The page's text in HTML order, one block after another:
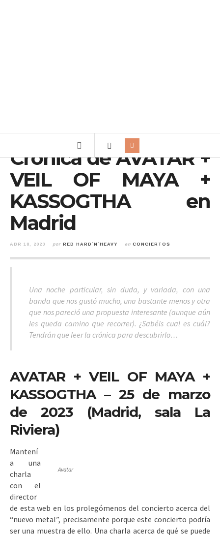
Crónica de AVATAR +
VEIL OF MAYA +
KASSOGTHA en
Madrid
ABR 18, 2023 por RED HARD´N´HEAVY en CONCIERTOS
Una noche particular, sin duda, y variada, con una
banda que nos gustó mucho, una bastante menos y otra
que nos pareció una propuesta interesante (aunque aún
les queda camino que recorrer). ¿Sabéis cual es cuál?
Tendrán que leer la crónica para descubrirlo…
AVATAR + VEIL OF MAYA +
KASSOGTHA – 25 de marzo
de 2023 (Madrid, sala La
Riviera)
Avatar
Mantení
a una
charla
con el
director
de esta web en los prolegómenos del concierto acerca del
“nuevo metal”, precisamente porque este concierto podría
ser una muestra de ello. Una charla acerca de qué se puede